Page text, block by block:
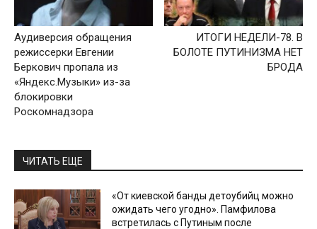
Аудиверсия обращения
режиссерки Евгении
Беркович пропала из
«Яндекс.Музыки» из-за
блокировки
Роскомнадзора
ИТОГИ НЕДЕЛИ-78. В
БОЛОТЕ ПУТИНИЗМА НЕТ
БРОДА
ЧИТАТЬ ЕЩЕ
«От киевской банды детоубийц можно
ожидать чего угодно». Памфилова
встретилась с Путиным после